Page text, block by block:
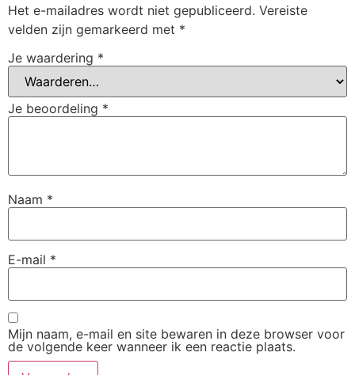
Het e-mailadres wordt niet gepubliceerd. Vereiste
velden zijn gemarkeerd met *
Je waardering *
Je beoordeling *
Naam *
E-mail *
Mijn naam, e-mail en site bewaren in deze browser voor
de volgende keer wanneer ik een reactie plaats.